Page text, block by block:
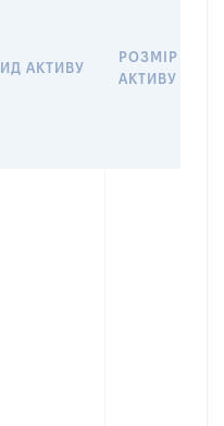
АКТИВУ
РОЗМІР
АКТИВУ